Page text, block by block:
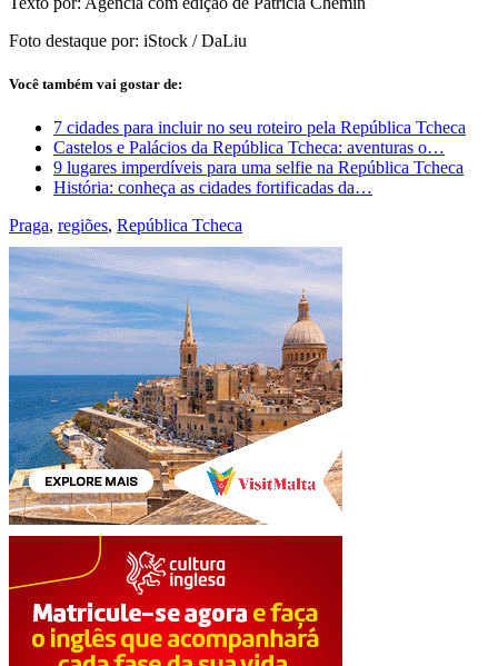
Foto destaque por: iStock / DaLiu
Você também vai gostar de:
7 cidades para incluir no seu roteiro pela República Tcheca
Castelos e Palácios da República Tcheca: aventuras o…
9 lugares imperdíveis para uma selfie na República Tcheca
História: conheça as cidades fortificadas da…
Praga, regiões, República Tcheca